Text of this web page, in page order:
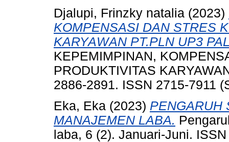
Djalupi, Frinzky natalia (2023)
KOMPENSASI DAN STRES
KARYAWAN PT.PLN UP3
KEPEMIMPINAN,
PRODUKTIVITAS
2886-2891. ISSN 2715-7911
Eka, Eka (2023) PENGARUH
MANAJEMEN LABA.
laba, 6 (2). Januari-Juni.